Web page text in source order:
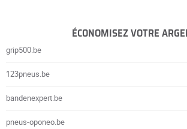
ÉCONOMISEZ VOTRE
grip500.be
123pneus.be
bandenexpert.be
pneus-oponeo.be